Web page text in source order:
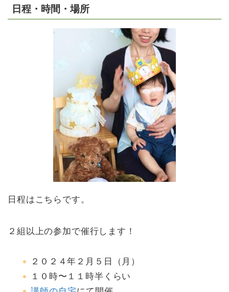
日程・時間・場所
日程はこちらです。
２組以上の参加で催行します！
２０２４年２月５日（月）
１０時〜１１時半くらい